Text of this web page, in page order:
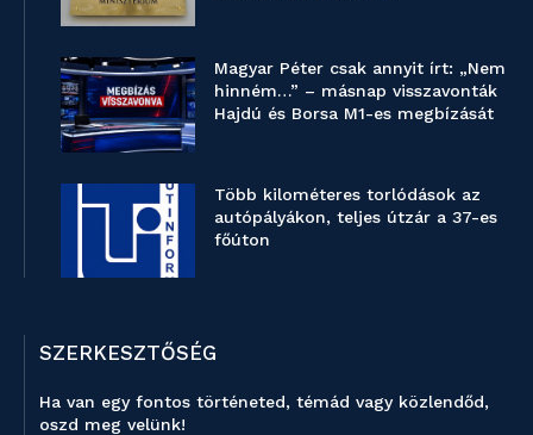
Magyar Péter csak annyit írt: „Nem
hinném…” – másnap visszavonták
Hajdú és Borsa M1-es megbízását
Több kilométeres torlódások az
autópályákon, teljes útzár a 37-es
főúton
SZERKESZTŐSÉG
Ha van egy fontos történeted, témád vagy közlendőd,
oszd meg velünk!